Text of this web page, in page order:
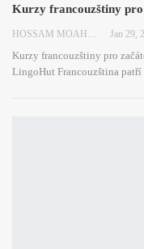
Kurzy francouzštiny
HOSSAM MOAHMED Jan 29,
Kurzy francouzštiny pro
LingoHut Francouzština patří